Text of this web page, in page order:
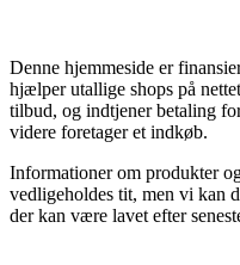
Denne hjemmeside er
hjælper utallige shops på
tilbud, og indtjener betaling
videre foretager et indkøb.
Informationer om produkter
vedligeholdes tit, men vi kan
der kan være lavet efter